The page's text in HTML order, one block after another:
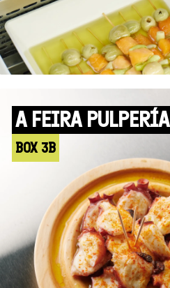
A FEIRA PULPERÍA
BOX 3B
+INFO